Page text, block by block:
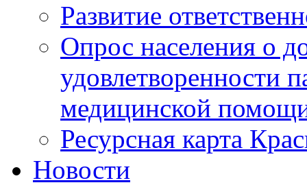
Развитие
Опрос населения о
удовлетворенности
медицинской
Ресурсная карта
Новости